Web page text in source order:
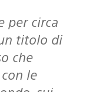
titolo di
che
le